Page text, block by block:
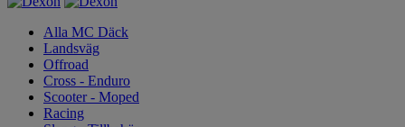
Alla MC Däck
Landsväg
Offroad
Cross - Enduro
Scooter - Moped
Racing